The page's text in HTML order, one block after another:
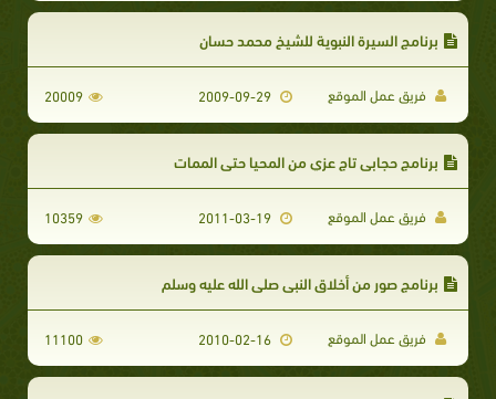
برنامج السيرة النبوية للشيخ محمد حسان
فريق عمل الموقع 20009
برنامج حجابي تاج عزي من المحيا حتى الممات
فريق عمل الموقع 10359
برنامج صور من أخلاق النبى صلى الله عليه وسلم
فريق عمل الموقع 11100